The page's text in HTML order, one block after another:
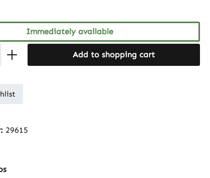
Immediately available
Add to shopping cart
29615